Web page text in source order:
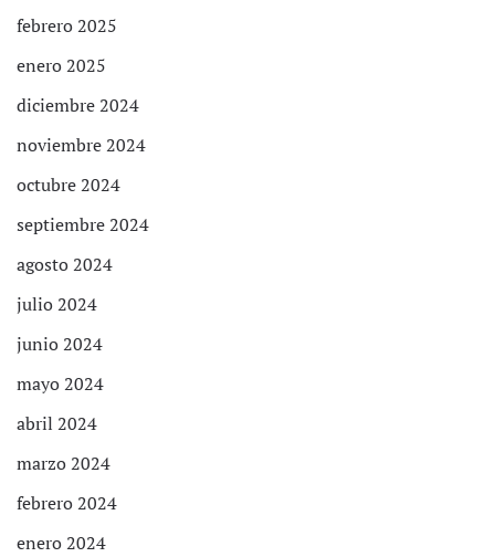
febrero 2025
enero 2025
diciembre 2024
noviembre 2024
octubre 2024
septiembre 2024
agosto 2024
julio 2024
junio 2024
mayo 2024
abril 2024
marzo 2024
febrero 2024
enero 2024